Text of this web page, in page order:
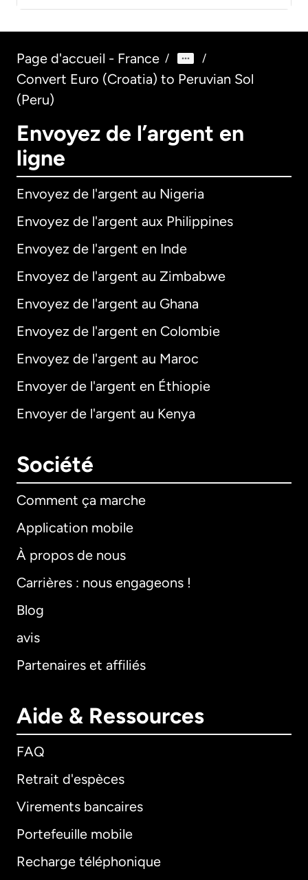
Page d'accueil - France / /
Convert Euro (Croatia) to Peruvian Sol
(Peru)
Envoyez de l’argent en
ligne
Envoyez de l'argent au Nigeria
Envoyez de l'argent aux Philippines
Envoyez de l'argent en Inde
Envoyez de l'argent au Zimbabwe
Envoyez de l'argent au Ghana
Envoyez de l'argent en Colombie
Envoyez de l'argent au Maroc
Envoyer de l'argent en Éthiopie
Envoyer de l'argent au Kenya
Société
Comment ça marche
Application mobile
À propos de nous
Carrières : nous engageons !
Blog
avis
Partenaires et affiliés
Aide & Ressources
FAQ
Retrait d'espèces
Virements bancaires
Portefeuille mobile
Recharge téléphonique